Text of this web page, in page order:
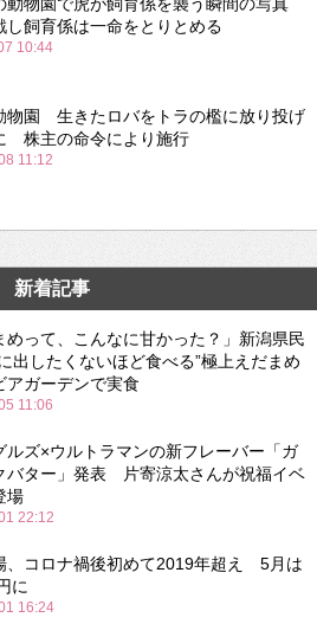
動物園で虎が飼育係を襲う瞬間の写真
し飼育係は一命をとりとめる
10:44
物園 生きたロバをトラの檻に放り投げ
株主の命令により施行
11:12
新着記事
めって、こんなに甘かった？」新潟県民
出したくないほど食べる”極上えだまめ
アガーデンで実食
11:06
ルズ×ウルトラマンの新フレーバー「ガ
バター」発表 片寄涼太さんが祝福イベ
場
22:12
、コロナ禍後初めて2019年超え 5月は
に
16:24